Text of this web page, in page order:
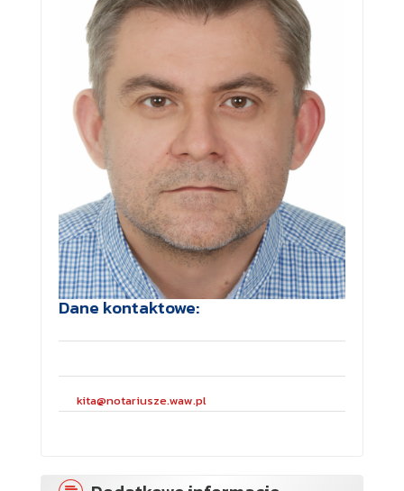
Dane kontaktowe:
kita@notariusze.waw.pl